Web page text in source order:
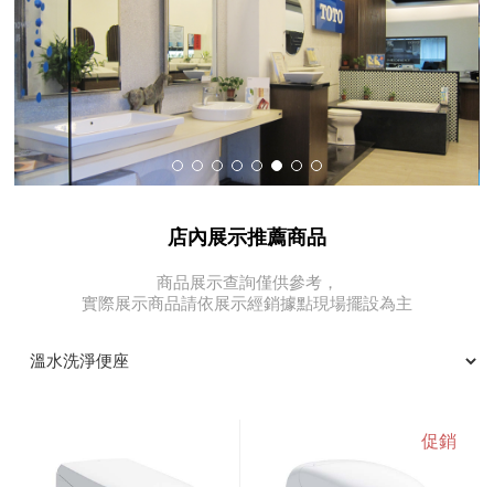
店內展示推薦商品
商品展示查詢僅供參考，
實際展示商品請依展示經銷據點現場擺設為主